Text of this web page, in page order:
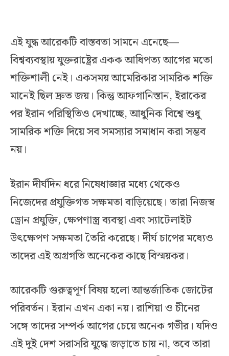
এই যুদ্ধ আরেকটি বাস্তবতা সামনে এনেছে—
বিশ্বব্যবস্থায় যুক্তরাষ্ট্রের একক আধিপত্য আগের মতো
শক্তিশালী নেই। একসময় আমেরিকার সামরিক শক্তি
মানেই ছিল দ্রুত জয়। কিন্তু আফগানিস্তান, ইরাকের
পর ইরান পরিস্থিতিও দেখাচ্ছে, আধুনিক বিশ্বে শুধু
সামরিক শক্তি দিয়ে সব সমস্যার সমাধান করা সম্ভব
নয়।
ইরান দীর্ঘদিন ধরে নিষেধাজ্ঞার মধ্যে থেকেও
নিজেদের প্রযুক্তিগত সক্ষমতা বাড়িয়েছে। তারা নিজস্ব
ড্রোন প্রযুক্তি, ক্ষেপণাস্ত্র ব্যবস্থা এবং স্যাটেলাইট
উৎক্ষেপণ সক্ষমতা তৈরি করেছে। দীর্ঘ চাপের মধ্যেও
তাদের এই অগ্রগতি অনেকের কাছে বিস্ময়কর।
আরেকটি গুরুত্বপূর্ণ বিষয় হলো আন্তর্জাতিক জোটের
পরিবর্তন। ইরান এখন একা নয়। রাশিয়া ও চীনের
সঙ্গে তাদের সম্পর্ক আগের চেয়ে অনেক গভীর। যদিও
এই দুই দেশ সরাসরি যুদ্ধে জড়াতে চায় না, তবে তারা